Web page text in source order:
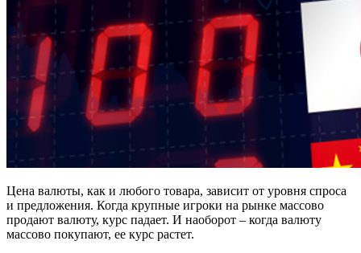
Цена валюты, как и любого товара, зависит от уровня спроса
и предложения. Когда крупные игроки на рынке массово
продают валюту, курс падает. И наоборот – когда валюту
массово покупают, ее курс растет.